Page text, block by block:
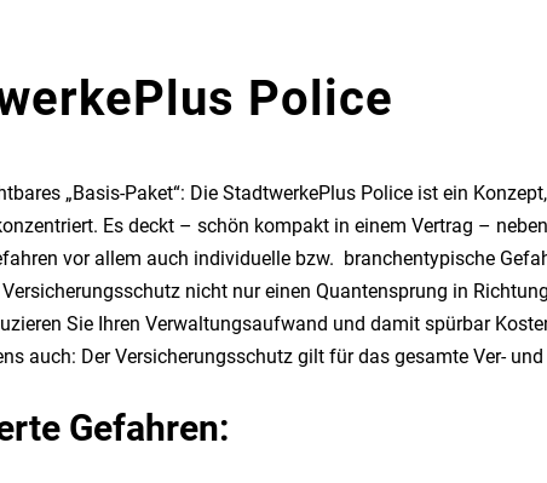
Police
„Basis-Paket“: Die StadtwerkePlus Police ist ein
Es deckt – schön kompakt in einem Vertrag –
vor allem auch individuelle bzw. branchentypische
nicht nur einen Quantensprung in
Sie Ihren Verwaltungsaufwand und damit spürbar
auch: Der Versicherungsschutz gilt für das gesamte Ver-
Gefahren: